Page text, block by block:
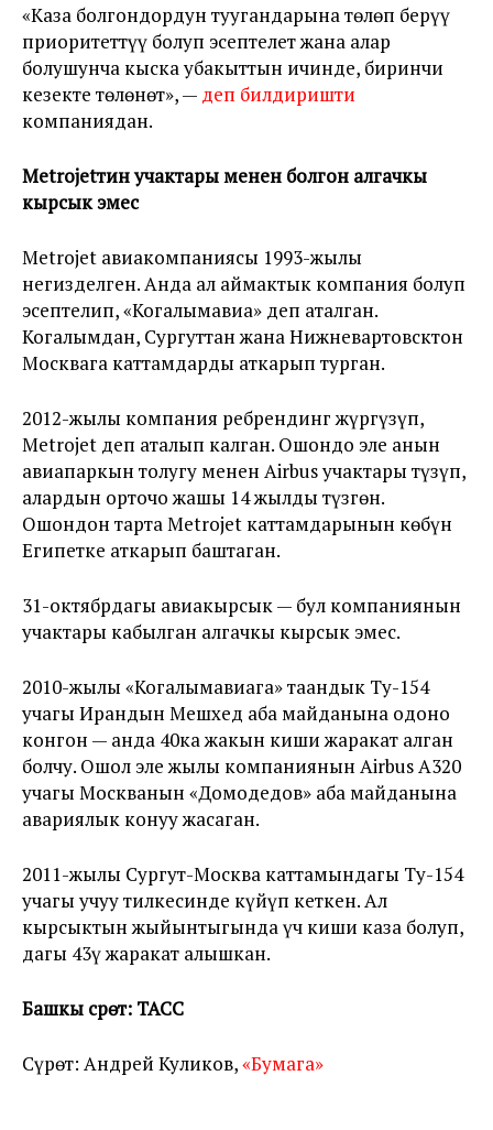
«Каза болгондордун туугандарына төлөп берүү
приоритеттүү болуп эсептелет жана алар
болушунча кыска убакыттын ичинде, биринчи
кезекте төлөнөт», — деп билдиришти
компаниядан.
Metrojetтин учактары менен болгон алгачкы
кырсык эмес
Metrojet авиакомпаниясы 1993-жылы
негизделген. Анда ал аймактык компания болуп
эсептелип, «Когалымавиа» деп аталган.
Когалымдан, Сургуттан жана Нижневартовсктон
Москвага каттамдарды аткарып турган.
2012-жылы компания ребрендинг жүргүзүп,
Metrojet деп аталып калган. Ошондо эле анын
авиапаркын толугу менен Airbus учактары түзүп,
алардын орточо жашы 14 жылды түзгөн.
Ошондон тарта Metrojet каттамдарынын көбүн
Египетке аткарып баштаган.
31-октябрдагы авиакырсык — бул компаниянын
учактары кабылган алгачкы кырсык эмес.
2010-жылы «Когалымавиага» таандык Ту-154
учагы Ирандын Мешхед аба майданына одоно
конгон — анда 40ка жакын киши жаракат алган
болчу. Ошол эле жылы компаниянын Airbus A320
учагы Москванын «Домодедов» аба майданына
авариялык конуу жасаган.
2011-жылы Сургут-Москва каттамындагы Ту-154
учагы учуу тилкесинде күйүп кеткен. Ал
кырсыктын жыйынтыгында үч киши каза болуп,
дагы 43ү жаракат алышкан.
Башкы сүрөт: ТАСС
Сүрөт: Андрей Куликов,«Бумага»